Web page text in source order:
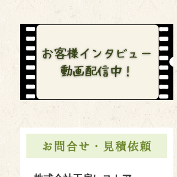
お問合せ・見積依頼